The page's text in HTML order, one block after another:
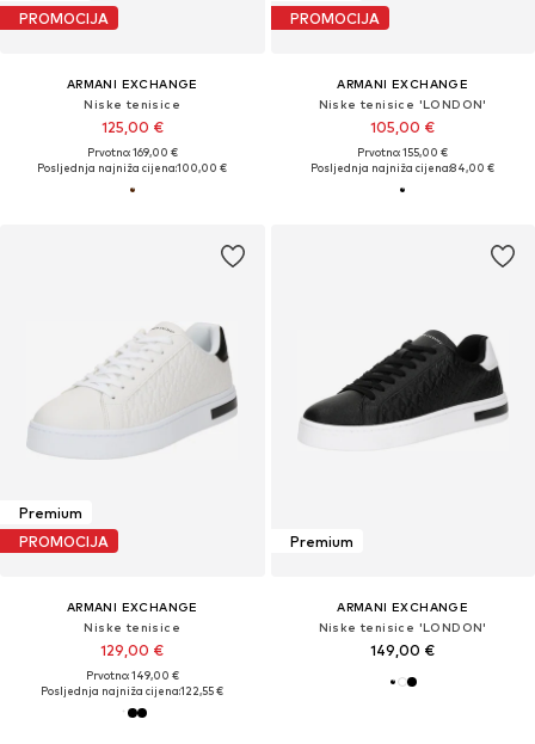
PROMOCIJA
ARMANI EXCHANGE
Niske tenisice
125,00 €
Prvotno: 169,00 €
Posljednja najniža cijena:100,00 €
PROMOCIJA
ARMANI EXCHANGE
Niske tenisice 'LONDON'
105,00 €
Prvotno: 155,00 €
Posljednja najniža cijena:84,00 €
Premium
PROMOCIJA
ARMANI EXCHANGE
Niske tenisice
129,00 €
Prvotno: 149,00 €
Posljednja najniža cijena:122,55 €
Premium
ARMANI EXCHANGE
Niske tenisice 'LONDON'
149,00 €